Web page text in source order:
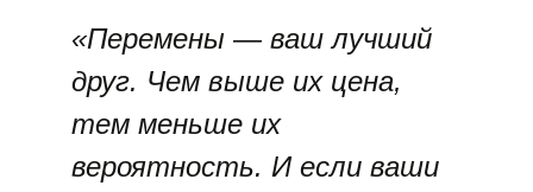
«Перемены — ваш лучший
друг. Чем выше их цена,
тем меньше их
вероятность. И если ваши